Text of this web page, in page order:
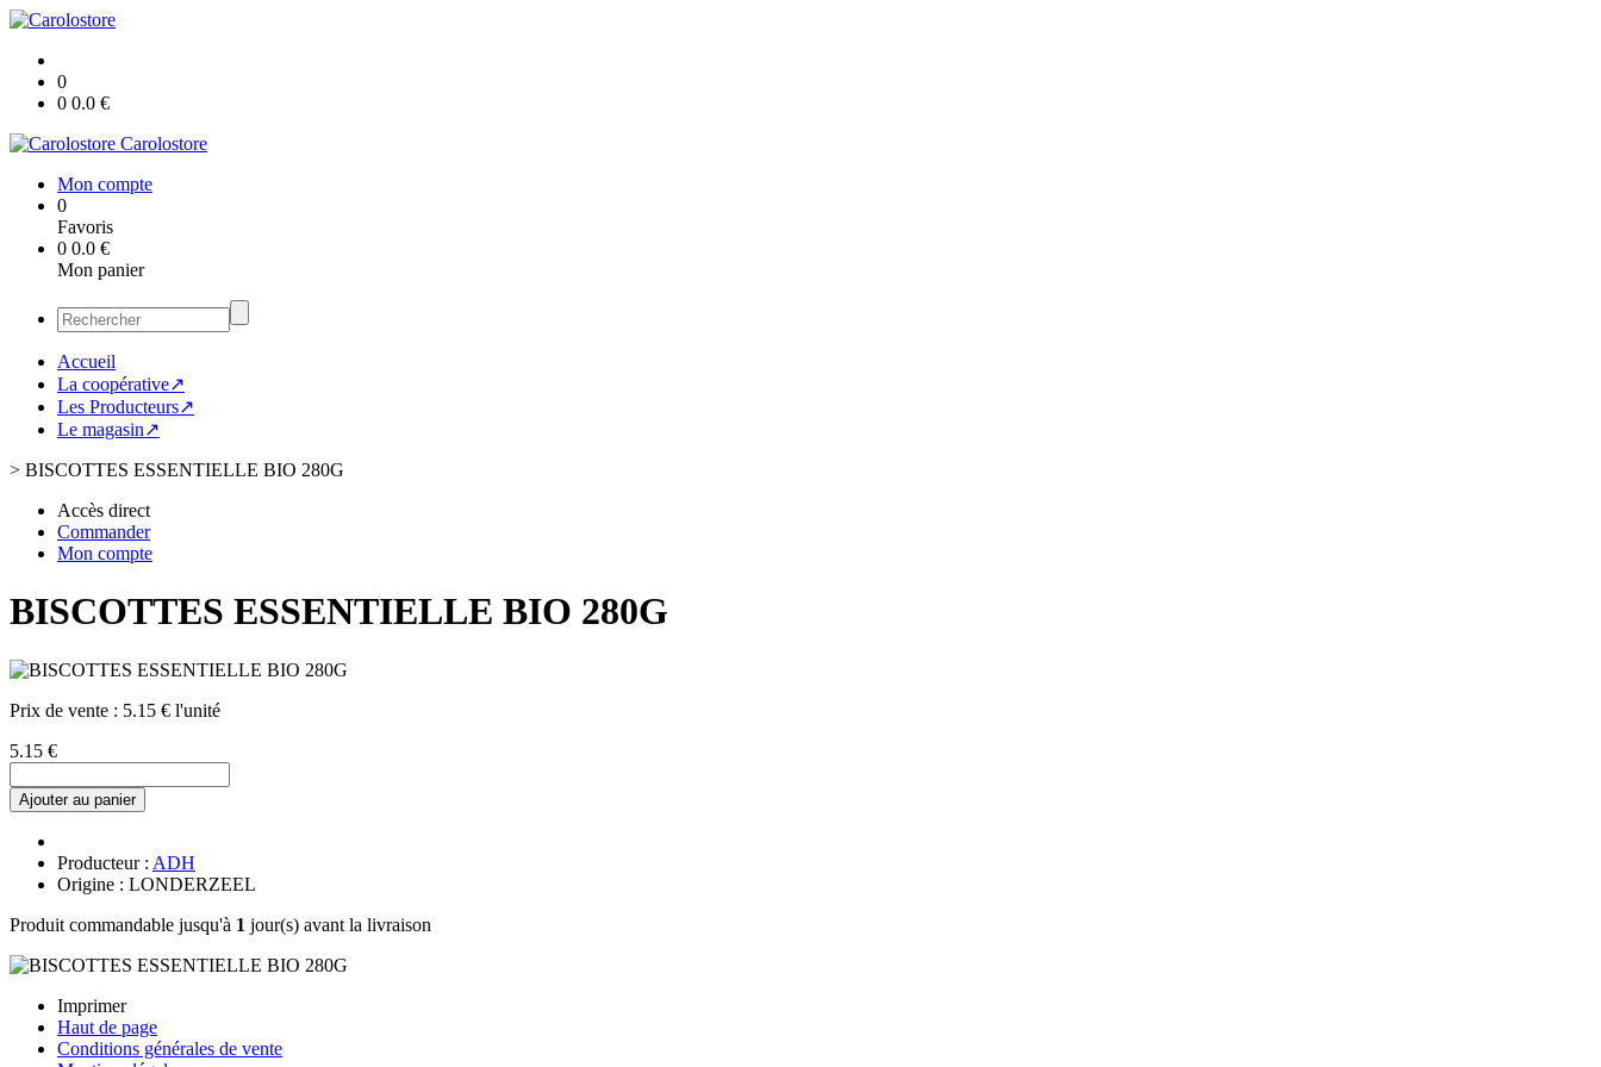
0
0 0.0 €
Carolostore
Mon compte
0
Favoris
0 0.0 €
Mon panier
Accueil
La coopérative↗
Les Producteurs↗
Le magasin↗
> BISCOTTES ESSENTIELLE BIO 280G
Accès direct
Commander
Mon compte
BISCOTTES ESSENTIELLE BIO 280G
Prix de vente : 5.15 € l'unité
5.15 €
Ajouter au panier
Producteur : ADH
Origine : LONDERZEEL
Produit commandable jusqu'à 1 jour(s) avant la livraison
Imprimer
Haut de page
Conditions générales de vente